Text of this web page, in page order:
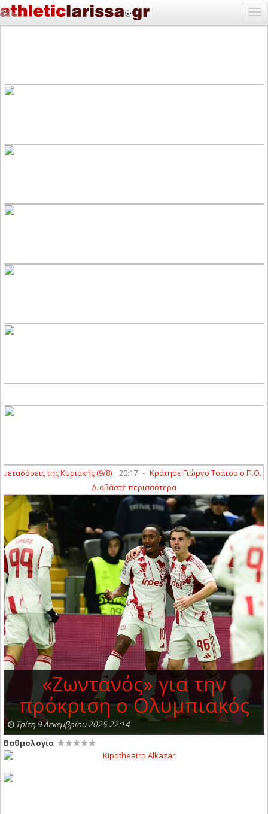
της Κυριακής (9/8) 20:17 - Κράτησε Γιώργο Τσάτσο ο Π.Ο.
Διαβάστε περισσότερα
«Ζωντανός» για την
πρόκριση ο Ολυμπιακός
Τρίτη 9 Δεκεμβρίου 2025 22:14
Βαθμολογία